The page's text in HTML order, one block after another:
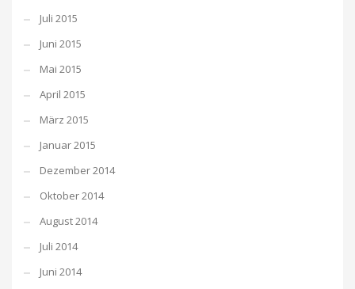
Juli 2015
Juni 2015
Mai 2015
April 2015
März 2015
Januar 2015
Dezember 2014
Oktober 2014
August 2014
Juli 2014
Juni 2014